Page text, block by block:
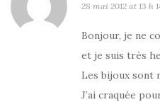
28 mai 2012 at 13 h
Bonjour, je ne
et je suis très
Les bijoux sont
J’ai craquée